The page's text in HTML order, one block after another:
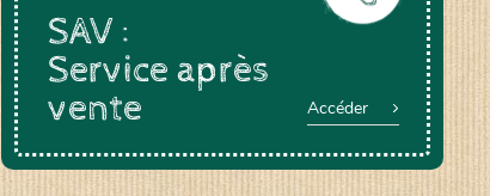
SAV :
Service après
vente
Accéder